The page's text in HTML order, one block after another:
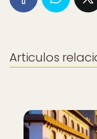
Articulos